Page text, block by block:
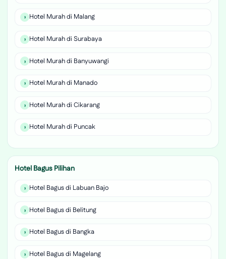
Hotel Murah di Malang
Hotel Murah di Surabaya
Hotel Murah di Banyuwangi
Hotel Murah di Manado
Hotel Murah di Cikarang
Hotel Murah di Puncak
Hotel Bagus Pilihan
Hotel Bagus di Labuan Bajo
Hotel Bagus di Belitung
Hotel Bagus di Bangka
Hotel Bagus di Magelang